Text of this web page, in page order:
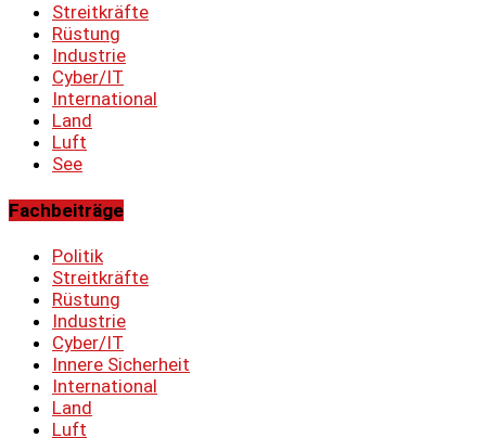
Streitkräfte
Rüstung
Industrie
Cyber/IT
International
Land
Luft
See
Fachbeiträge
Politik
Streitkräfte
Rüstung
Industrie
Cyber/IT
Innere Sicherheit
International
Land
Luft